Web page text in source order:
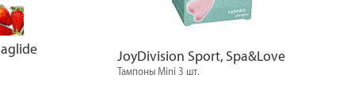
JoyDivision Sport, Spa&Love
Тампоны Mini 3 шт.